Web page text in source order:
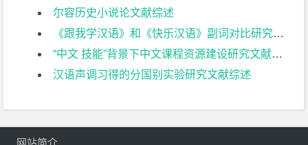
尔容历史小说论文献综述
《跟我学汉语》和《快乐汉语》副词对比研究文献综述
“中文 技能”背景下中文课程资源建设研究文献综述
汉语声调习得的分国别实验研究文献综述
网站简介